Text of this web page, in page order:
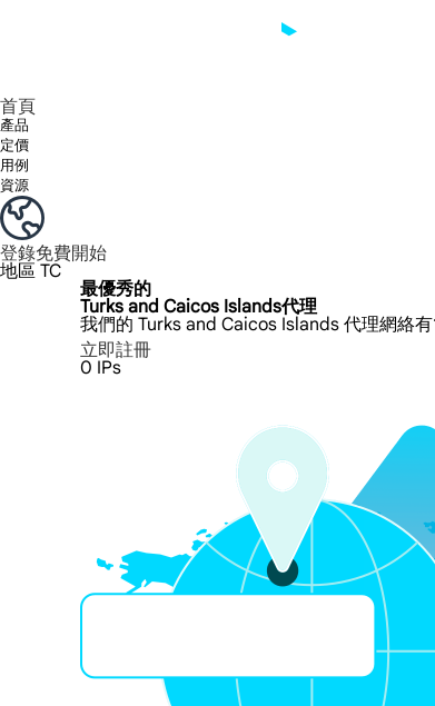
首頁
產品
定價
用例
資源
登錄免費開始
地區 TC
最優秀的
Turks and Caicos Islands代理
我們的 Turks and Caicos Islands 代理網絡
立即註冊
0 IPs